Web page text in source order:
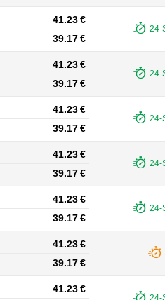
41.23 €
39.17 €
24-
41.23 €
39.17 €
24-
41.23 €
39.17 €
24-
41.23 €
39.17 €
24-
41.23 €
39.17 €
24-
41.23 €
39.17 €
41.23 €
24-